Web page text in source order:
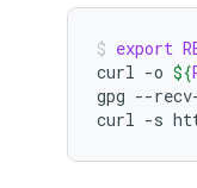
export
curl -o ${
gpg --
curl -s